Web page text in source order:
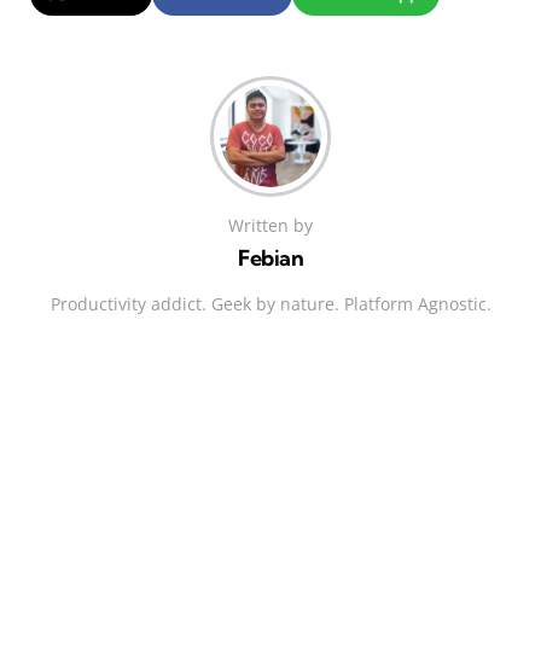
Written by
Febian
Productivity addict. Geek by nature. Platform Agnostic.